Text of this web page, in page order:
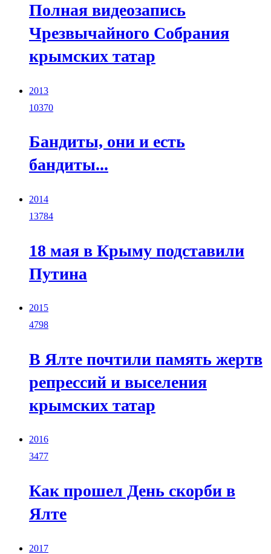
Полная видеозапись
Чрезвычайного Собрания
крымских татар
2013
10370
Бандиты, они и есть
бандиты...
2014
13784
18 мая в Крыму подставили
Путина
2015
4798
В Ялте почтили память жертв
репрессий и выселения
крымских татар
2016
3477
Как прошел День скорби в
Ялте
2017